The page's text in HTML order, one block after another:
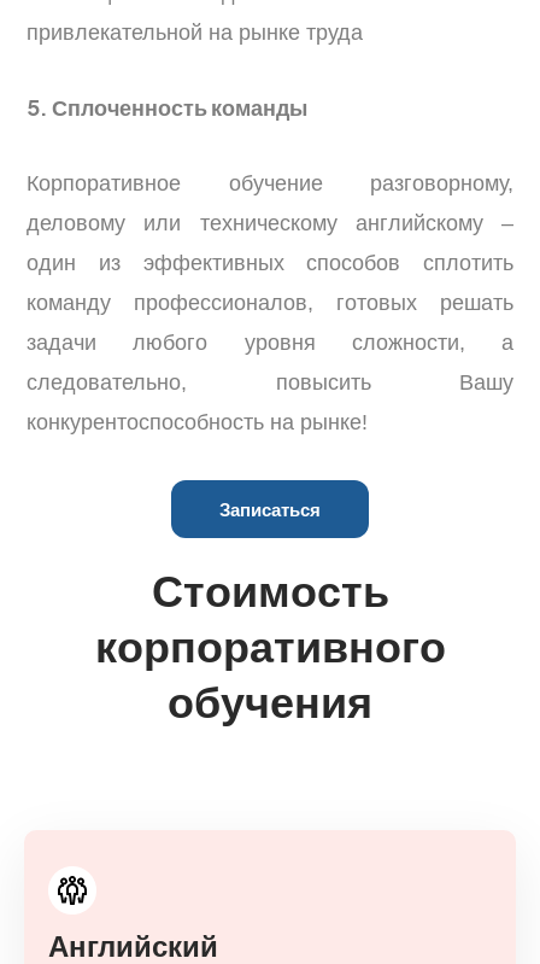
привлекательной на рынке труда
5. Сплоченность команды
Корпоративное обучение разговорному,
деловому или техническому английскому –
один из эффективных способов сплотить
команду профессионалов, готовых решать
задачи любого уровня сложности, а
следовательно, повысить Вашу
конкурентоспособность на рынке!
Записаться
Стоимость
корпоративного
обучения
Английский